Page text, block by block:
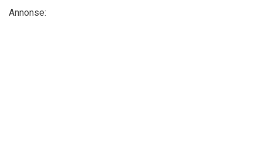
Annonse: